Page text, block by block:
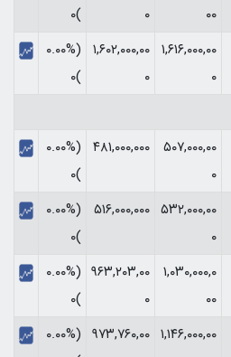
۰۰
۰
)۰
۱,۶۱۶,۰۰۰,۰۰
۰
۱,۶۰۲,۰۰۰,۰۰
۰
(۰.۰۰%
)۰
۵۰۷,۰۰۰,۰۰
۰
۴۸۱,۰۰۰,۰۰۰
(۰.۰۰%
)۰
۵۳۲,۰۰۰,۰۰
۰
۵۱۶,۰۰۰,۰۰۰
(۰.۰۰%
)۰
۱,۰۳۰,۰۰۰,۰
۰۰
۹۶۳,۲۰۳,۰۰
۰
(۰.۰۰%
)۰
۱,۱۴۶,۰۰۰,۰۰ ۹۷۳,۷۶۰,۰۰
(۰.۰۰%